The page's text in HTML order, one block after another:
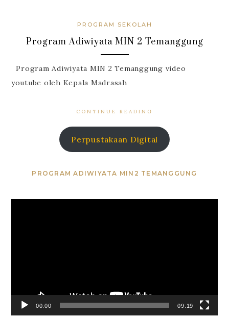
PROGRAM SEKOLAH
Program Adiwiyata MIN 2 Temanggung
Program Adiwiyata MIN 2 Temanggung video
youtube oleh Kepala Madrasah
CONTINUE READING
Perpustakaan Digital
PROGRAM ADIWIYATA MIN2 TEMANGGUNG
00:00 09:19